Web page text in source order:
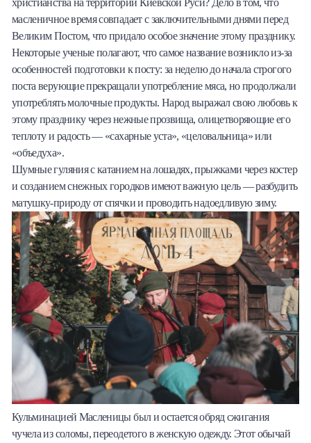
христианства на территории Киевской Руси? Дело в том, что
масленичное время совпадает с заключительными днями перед
Великим Постом, что придало особое значение этому празднику.
Некоторые ученые полагают, что самое название возникло из-за
особенностей подготовки к посту: за неделю до начала строгого
поста верующие прекращали употребление мяса, но продолжали
употреблять молочные продукты. Народ выражал свою любовь к
этому празднику через нежные прозвища, олицетворяющие его
теплоту и радость — «сахарные уста», «целовальница» или
«объедуха».
Шумные гуляния с катанием на лошадях, прыжками через костер
и созданием снежных городков имеют важную цель — разбудить
матушку-природу от спячки и проводить надоедливую зиму.
Кульминацией Масленицы был и остается обряд сжигания
чучела из соломы, переодетого в женскую одежду. Этот обычай